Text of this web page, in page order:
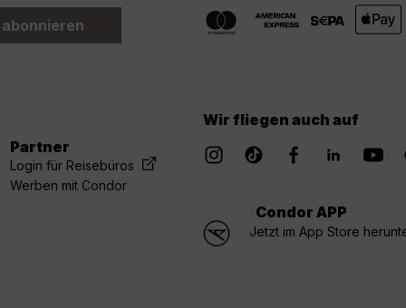
Partner
Login für Reisebüros
Werben mit Condor
Wir fliegen auch auf
Condor APP
Jetzt im App Store